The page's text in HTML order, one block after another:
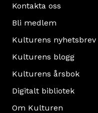
Kontakta oss
Bli medlem
Kulturens nyhetsbrev
Kulturens blogg
Kulturens årsbok
Digitalt bibliotek
Om Kulturen